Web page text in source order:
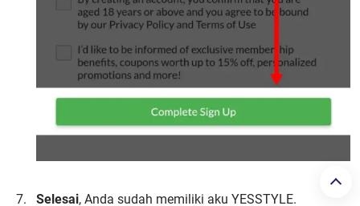
Selesai, Anda sudah memiliki aku YESSTYLE.